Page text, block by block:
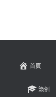
首頁
範例